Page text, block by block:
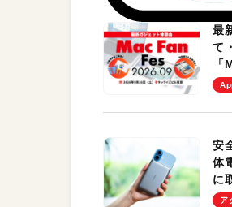
最
て
を
安
体
に
ア